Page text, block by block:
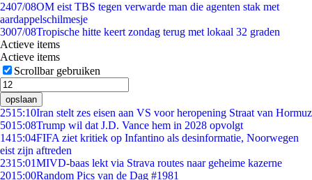
2407/08OM eist TBS tegen verwarde man die agenten stak met
aardappelschilmesje
3007/08Tropische hitte keert zondag terug met lokaal 32 graden
Actieve items
Actieve items
Scrollbar gebruiken
opslaan
2515:10Iran stelt zes eisen aan VS voor heropening Straat van Hormuz
5015:08Trump wil dat J.D. Vance hem in 2028 opvolgt
1415:04FIFA ziet kritiek op Infantino als desinformatie, Noorwegen
eist zijn aftreden
2315:01MIVD-baas lekt via Strava routes naar geheime kazerne
2015:00Random Pics van de Dag #1981